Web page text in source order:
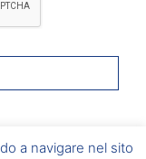
(PG) Via A. Vici, 20
(PG) Via
a navigare nel sito